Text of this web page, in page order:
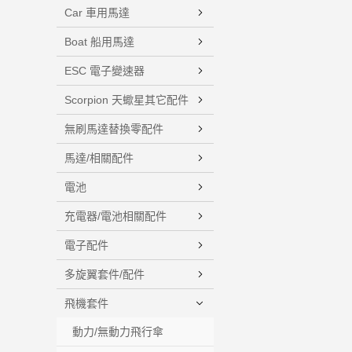
Car 車用馬達
Boat 船用馬達
ESC 電子變速器
Scorpion 天蠍星其它配件
無刷馬達替換零配件
馬達/相關配件
電池
充電器/電池相關配件
電子配件
多旋翼套件/配件
飛機套件
動力/無動力飛行傘